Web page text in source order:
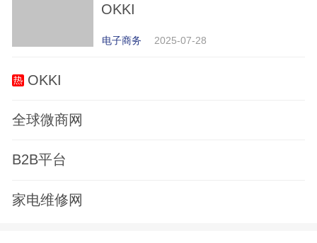
OKKI
电子商务 2025-07-28
OKKI
全球微商网
B2B平台
家电维修网